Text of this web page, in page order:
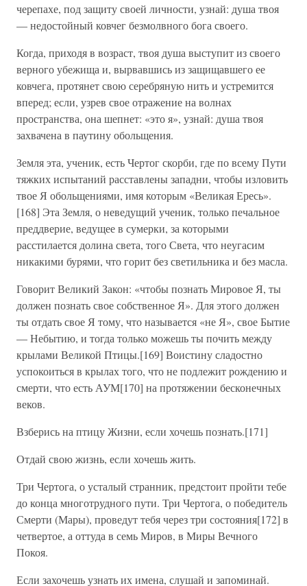
черепахе, под защиту своей личности, узнай: душа твоя
— недостойный ковчег безмолвного бога своего.
Когда, приходя в возраст, твоя душа выступит из своего
верного убежища и, вырвавшись из защищавшего ее
ковчега, протянет свою серебряную нить и устремится
вперед; если, узрев свое отражение на волнах
пространства, она шепнет: «это я», узнай: душа твоя
захвачена в паутину обольщения.
Земля эта, ученик, есть Чертог скорби, где по всему Пути
тяжких испытаний расставлены западни, чтобы изловить
твое Я обольщениями, имя которым «Великая Ересь».
[168] Эта Земля, о неведущий ученик, только печальное
преддверие, ведущее в сумерки, за которыми
расстилается долина света, того Света, что неугасим
никакими бурями, что горит без светильника и без масла.
Говорит Великий Закон: «чтобы познать Мировое Я, ты
должен познать свое собственное Я». Для этого должен
ты отдать свое Я тому, что называется «не Я», свое Бытие
— Небытию, и тогда только можешь ты почить между
крылами Великой Птицы.[169] Воистину сладостно
успокоиться в крылах того, что не подлежит рождению и
смерти, что есть АУМ[170] на протяжении бесконечных
веков.
Взберись на птицу Жизни, если хочешь познать.[171]
Отдай свою жизнь, если хочешь жить.
Три Чертога, о усталый странник, предстоит пройти тебе
до конца многотрудного пути. Три Чертога, о победитель
Смерти (Мары), проведут тебя через три состояния[172] в
четвертое, а оттуда в семь Миров, в Миры Вечного
Покоя.
Если захочешь узнать их имена, слушай и запоминай.